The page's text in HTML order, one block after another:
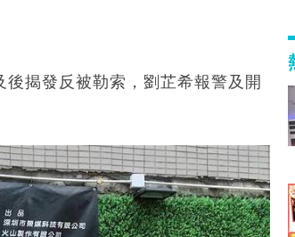
揭發反被勒索，劉芷希報警及開